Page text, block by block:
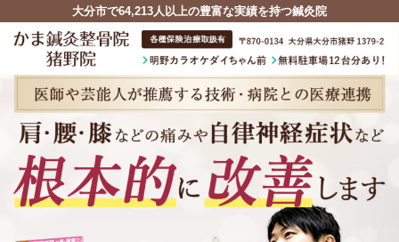
大分市で64,213人以上の豊富な実績を持つ鍼灸院